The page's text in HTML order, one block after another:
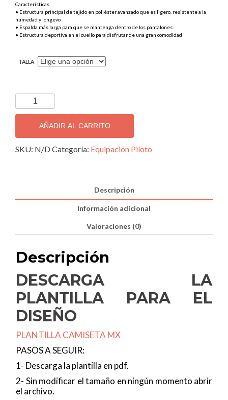
Características:
• Estructura principal de tejido en poliéster avanzado que es ligero, resistente a la
humedad y longevo
• Espalda más larga para que se mantenga dentro de los pantalones
• Estructura deportiva en el cuello para disfrutar de una gran comodidad
TALLA
Camiseta
MX
personalizada
cantidad
AÑADIR AL CARRITO
SKU: N/D Categoría: Equipación Piloto
Descripción
Información adicional
Valoraciones (0)
Descripción
DESCARGA LA
PLANTILLA PARA EL
DISEÑO
PLANTILLA CAMISETA MX
PASOS A SEGUIR:
1- Descarga la plantilla en pdf.
2- Sin modificar el tamaño en ningún momento abrir
el archivo.